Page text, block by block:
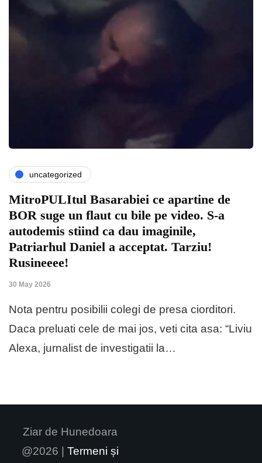
uncategorized
MitroPULItul Basarabiei ce apartine de
BOR suge un flaut cu bile pe video. S-a
autodemis stiind ca dau imaginile,
Patriarhul Daniel a acceptat. Tarziu!
Rusineeee!
30 May 2026
Nota pentru posibilii colegi de presa ciorditori.
Daca preluati cele de mai jos, veti cita asa: “Liviu
Alexa, jurnalist de investigatii la…
Ziar de Hunedoara
@2026 | Termeni și